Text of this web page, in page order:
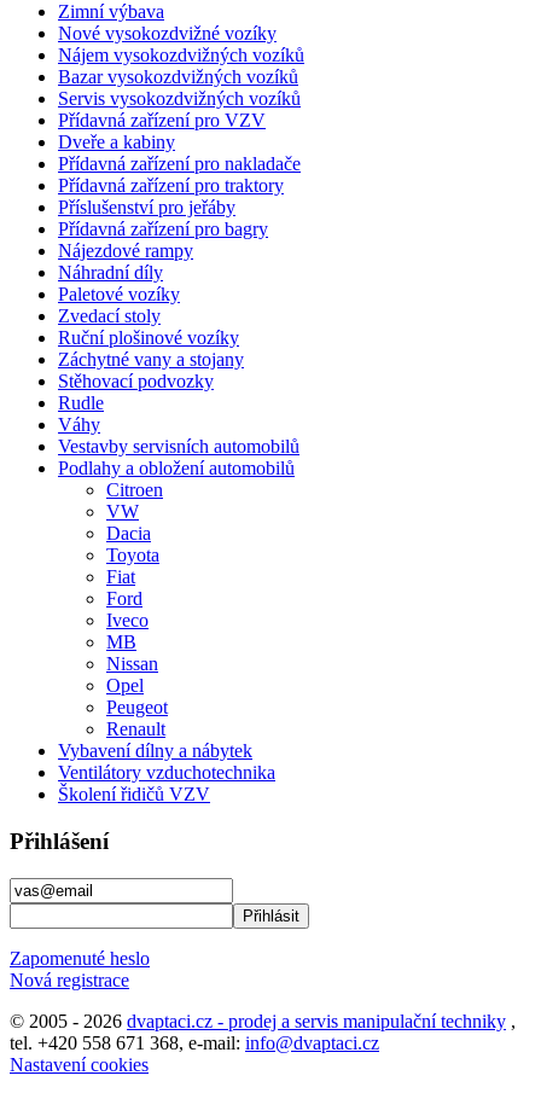
Zimní výbava
Nové vysokozdvižné vozíky
Nájem vysokozdvižných vozíků
Bazar vysokozdvižných vozíků
Servis vysokozdvižných vozíků
Přídavná zařízení pro VZV
Dveře a kabiny
Přídavná zařízení pro nakladače
Přídavná zařízení pro traktory
Příslušenství pro jeřáby
Přídavná zařízení pro bagry
Nájezdové rampy
Náhradní díly
Paletové vozíky
Zvedací stoly
Ruční plošinové vozíky
Záchytné vany a stojany
Stěhovací podvozky
Rudle
Váhy
Vestavby servisních automobilů
Podlahy a obložení automobilů
Citroen
VW
Dacia
Toyota
Fiat
Ford
Iveco
MB
Nissan
Opel
Peugeot
Renault
Vybavení dílny a nábytek
Ventilátory vzduchotechnika
Školení řidičů VZV
Přihlášení
Zapomenuté heslo
Nová registrace
© 2005 - 2026 dvaptaci.cz - prodej a servis manipulační techniky ,
tel. +420 558 671 368, e-mail: info@dvaptaci.cz
Nastavení cookies